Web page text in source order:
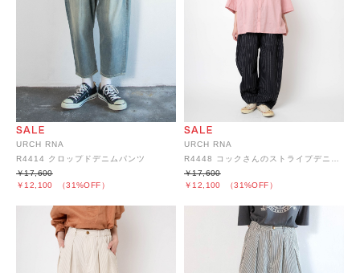
URCH RNA
R4414 クロップドデニムパンツ
￥12,100 （31%OFF）
￥17,600
URCH RNA
R4448 コックさんのストライプデニムパンツ
￥12,100 （31%OFF）
￥17,600